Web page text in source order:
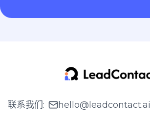
联系我们:
hello@leadcontact.ai